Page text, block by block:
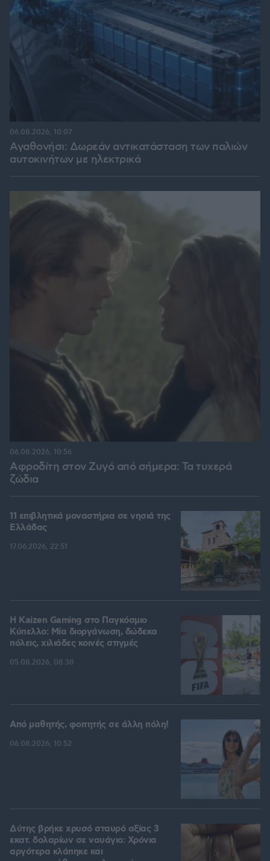
Αγαθονήσι: Δωρεάν αντικατάσταση των παλιών
αυτοκινήτων με ηλεκτρικά
06.08.2026, 10:07
Αφροδίτη στον Ζυγό από σήμερα: Τα τυχερά
ζώδια
06.08.2026, 10:56
11 επιβλητικά μοναστήρια σε νησιά της
Ελλάδας
17.06.2026, 22:51
H Kaizen Gaming στο Παγκόσμιο
Kύπελλο: Μία διοργάνωση, δώδεκα
πόλεις, χιλιάδες κοινές στιγμές
05.08.2026, 08:38
Από μαθητής, φοιτητής σε άλλη πόλη!
06.08.2026, 10:52
Δύτης βρήκε χρυσό σταυρό αξίας 3
εκατ. δολαρίων σε ναυάγιο: Χρόνια
αργότερα κλάπηκε και